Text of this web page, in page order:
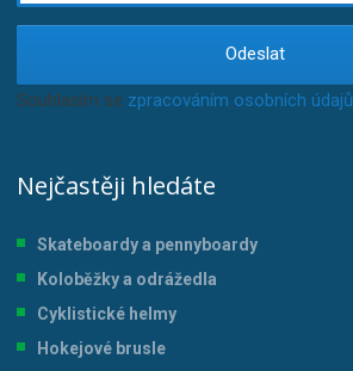
Odeslat
Souhlasím se zpracováním osobních údajů
Nejčastěji hledáte
Skateboardy a pennyboardy
Koloběžky a odrážedla
Cyklistické helmy
Hokejové brusle